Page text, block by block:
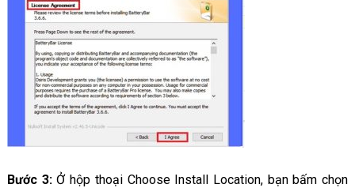
Bước 3:Ở hộp thoại Choose Install Location, bạn bấm chọn